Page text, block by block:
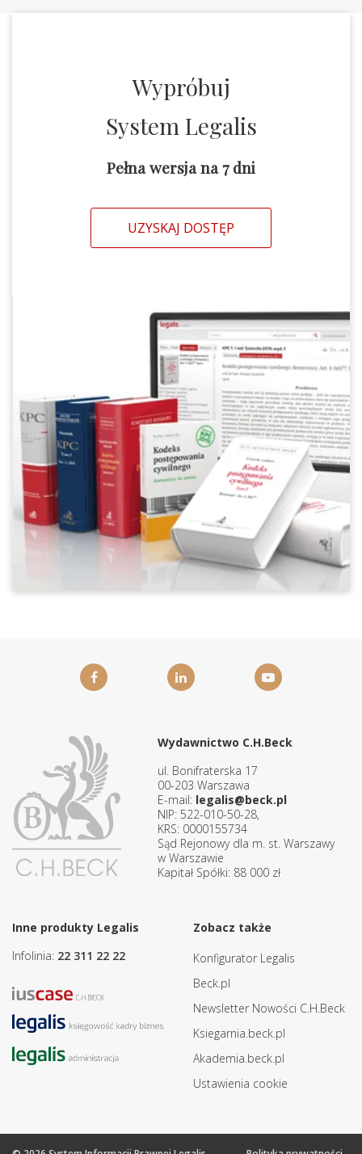
Wypróbuj
System Legalis
Pełna wersja na 7 dni
UZYSKAJ DOSTĘP
Wydawnictwo C.H.Beck
ul. Bonifraterska 17
00-203 Warszawa
E-mail: legalis@beck.pl
NIP: 522-010-50-28,
KRS: 0000155734
Sąd Rejonowy dla m. st. Warszawy
w Warszawie
Kapitał Spółki: 88 000 zł
Inne produkty Legalis
Infolinia: 22 311 22 22
Zobacz także
Konfigurator Legalis
Beck.pl
Newsletter Nowości C.H.Beck
Ksiegarnia.beck.pl
Akademia.beck.pl
Ustawienia cookie